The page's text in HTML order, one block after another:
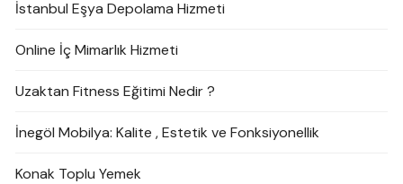
İstanbul Eşya Depolama Hizmeti
Online İç Mimarlık Hizmeti
Uzaktan Fitness Eğitimi Nedir ?
İnegöl Mobilya: Kalite , Estetik ve Fonksiyonellik
Konak Toplu Yemek